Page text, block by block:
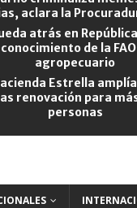
aclara la
atrás en
de la
agropecuario
Estrella
renovación para
personas